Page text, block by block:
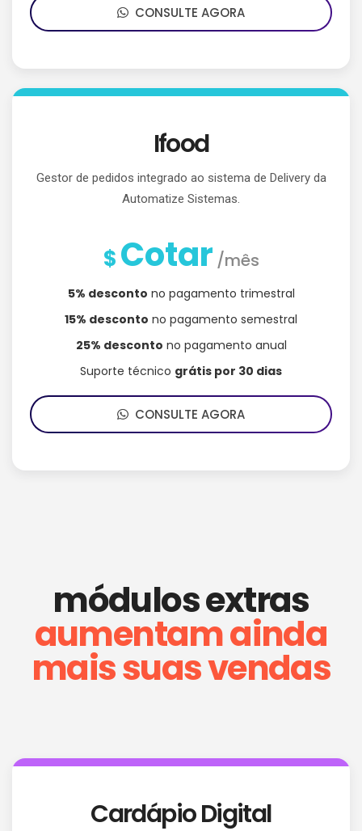
CONSULTE AGORA
Ifood
Gestor de pedidos integrado ao sistema de Delivery da
Automatize Sistemas.
$Cotar /mês
5% desconto no pagamento trimestral
15% desconto no pagamento semestral
25% desconto no pagamento anual
Suporte técnico grátis por 30 dias
CONSULTE AGORA
módulos extras
aumentam ainda
mais suas vendas
Cardápio Digital